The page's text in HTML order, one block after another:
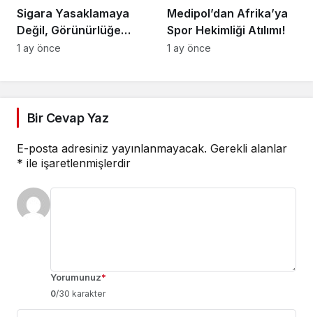
Sigara Yasaklamaya
Değil, Görünürlüğe
Savaşı!
1 ay önce
Medipol’dan Afrika’ya
Spor Hekimliği Atılımı!
1 ay önce
Bir Cevap Yaz
E-posta adresiniz yayınlanmayacak. Gerekli alanlar
* ile işaretlenmişlerdir
Yorumunuz*
0/30 karakter